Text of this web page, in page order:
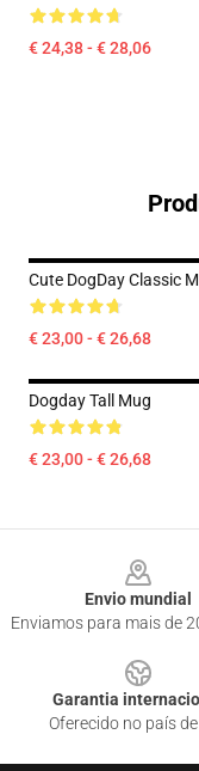
€ 24,38 - € 28,06
Cute DogDay Classic
€ 23,00 - € 26,68
Dogday Tall Mug
€ 23,00 - € 26,68
Envio mundial
Enviamos para mais de
Garantia
Oferecido no país